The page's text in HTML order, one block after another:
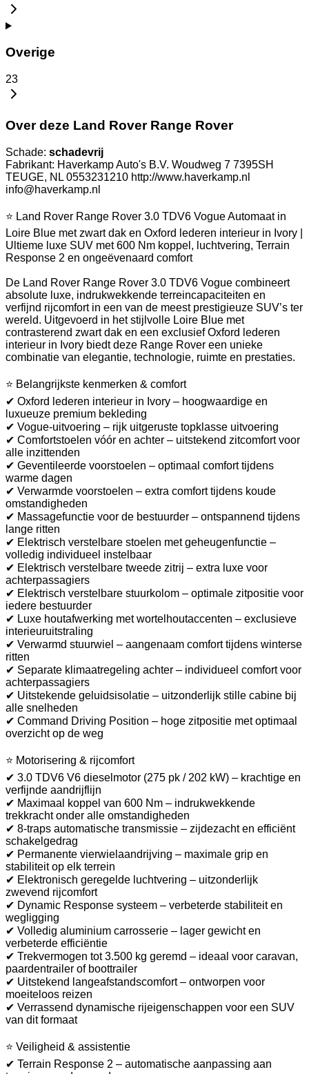
Overige
23
Over deze Land Rover Range Rover
Schade: schadevrij
Fabrikant: Haverkamp Auto's B.V. Woudweg 7 7395SH
TEUGE, NL 0553231210 http://www.haverkamp.nl
info@haverkamp.nl
⭐ Land Rover Range Rover 3.0 TDV6 Vogue Automaat in
Loire Blue met zwart dak en Oxford lederen interieur in Ivory |
Ultieme luxe SUV met 600 Nm koppel, luchtvering, Terrain
Response 2 en ongeëvenaard comfort
De Land Rover Range Rover 3.0 TDV6 Vogue combineert
absolute luxe, indrukwekkende terreincapaciteiten en
verfijnd rijcomfort in een van de meest prestigieuze SUV’s ter
wereld. Uitgevoerd in het stijlvolle Loire Blue met
contrasterend zwart dak en een exclusief Oxford lederen
interieur in Ivory biedt deze Range Rover een unieke
combinatie van elegantie, technologie, ruimte en prestaties.
⭐ Belangrijkste kenmerken & comfort
✔ Oxford lederen interieur in Ivory – hoogwaardige en
luxueuze premium bekleding
✔ Vogue-uitvoering – rijk uitgeruste topklasse uitvoering
✔ Comfortstoelen vóór en achter – uitstekend zitcomfort voor
alle inzittenden
✔ Geventileerde voorstoelen – optimaal comfort tijdens
warme dagen
✔ Verwarmde voorstoelen – extra comfort tijdens koude
omstandigheden
✔ Massagefunctie voor de bestuurder – ontspannend tijdens
lange ritten
✔ Elektrisch verstelbare stoelen met geheugenfunctie –
volledig individueel instelbaar
✔ Elektrisch verstelbare tweede zitrij – extra luxe voor
achterpassagiers
✔ Elektrisch verstelbare stuurkolom – optimale zitpositie voor
iedere bestuurder
✔ Luxe houtafwerking met wortelhoutaccenten – exclusieve
interieuruitstraling
✔ Verwarmd stuurwiel – aangenaam comfort tijdens winterse
ritten
✔ Separate klimaatregeling achter – individueel comfort voor
achterpassagiers
✔ Uitstekende geluidsisolatie – uitzonderlijk stille cabine bij
alle snelheden
✔ Command Driving Position – hoge zitpositie met optimaal
overzicht op de weg
⭐ Motorisering & rijcomfort
✔ 3.0 TDV6 V6 dieselmotor (275 pk / 202 kW) – krachtige en
verfijnde aandrijflijn
✔ Maximaal koppel van 600 Nm – indrukwekkende
trekkracht onder alle omstandigheden
✔ 8-traps automatische transmissie – zijdezacht en efficiënt
schakelgedrag
✔ Permanente vierwielaandrijving – maximale grip en
stabiliteit op elk terrein
✔ Elektronisch geregelde luchtvering – uitzonderlijk
zwevend rijcomfort
✔ Dynamic Response systeem – verbeterde stabiliteit en
wegligging
✔ Volledig aluminium carrosserie – lager gewicht en
verbeterde efficiëntie
✔ Trekvermogen tot 3.500 kg geremd – ideaal voor caravan,
paardentrailer of boottrailer
✔ Uitstekend langeafstandscomfort – ontworpen voor
moeiteloos reizen
✔ Verrassend dynamische rijeigenschappen voor een SUV
van dit formaat
⭐ Veiligheid & assistentie
✔ Terrain Response 2 – automatische aanpassing aan